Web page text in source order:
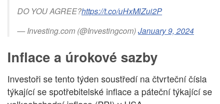
DO YOU AGREE?https://t.co/uHxMlZui2P
— Investing.com (@Investingcom)January 9, 2024
Inflace a úrokové sazby
Investoři se tento týden soustředí na čtvrteční čísla
týkající se spotřebitelské inflace a páteční týkající se